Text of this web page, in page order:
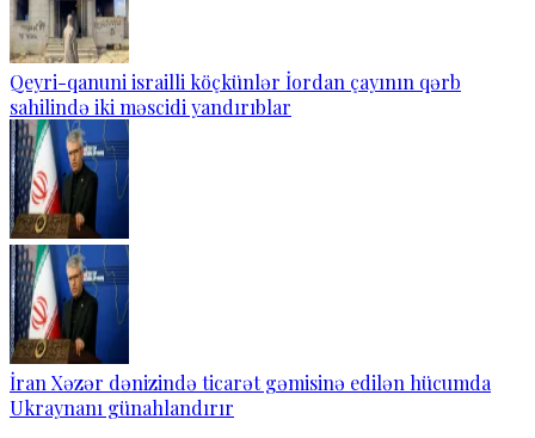
Qeyri-qanuni israilli köçkünlər İordan çayının qərb
sahilində iki məscidi yandırıblar
İran Xəzər dənizində ticarət gəmisinə edilən hücumda
Ukraynanı günahlandırır